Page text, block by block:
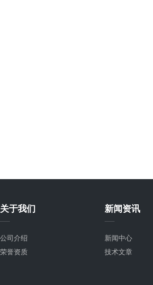
关于我们
公司介绍
荣誉资质
新闻资讯
新闻中心
技术文章